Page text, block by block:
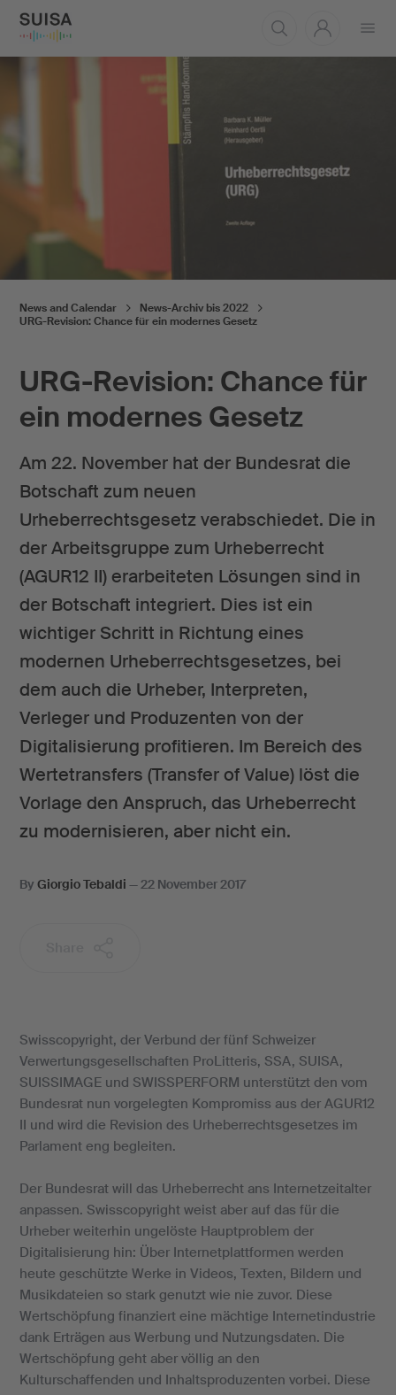
URG-Revision: Chance für
ein modernes Gesetz
Am 22. November hat der Bundesrat die
Botschaft zum neuen
Urheberrechtsgesetz verabschiedet. Die in
der Arbeitsgruppe zum Urheberrecht
(AGUR12 II) erarbeiteten Lösungen sind in
der Botschaft integriert. Dies ist ein
wichtiger Schritt in Richtung eines
modernen Urheberrechtsgesetzes, bei
dem auch die Urheber, Interpreten,
Verleger und Produzenten von der
Digitalisierung profitieren. Im Bereich des
Wertetransfers (Transfer of Value) löst die
Vorlage den Anspruch, das Urheberrecht
zu modernisieren, aber nicht ein.
News and Calendar
News-Archiv bis 2022
URG-Revision: Chance für ein modernes Gesetz
By Giorgio Tebaldi —22 November 2017
Swisscopyright, der Verbund der fünf Schweizer
Verwertungsgesellschaften ProLitteris, SSA, SUISA,
SUISSIMAGE und SWISSPERFORM unterstützt den vom
Bundesrat nun vorgelegten Kompromiss aus der AGUR12
II und wird die Revision des Urheberrechtsgesetzes im
Parlament eng begleiten.
Der Bundesrat will das Urheberrecht ans Internetzeitalter
anpassen. Swisscopyright weist aber auf das für die
Urheber weiterhin ungelöste Hauptproblem der
Digitalisierung hin: Über Internetplattformen werden
heute geschützte Werke in Videos, Texten, Bildern und
Musikdateien so stark genutzt wie nie zuvor. Diese
Wertschöpfung finanziert eine mächtige Internetindustrie
dank Erträgen aus Werbung und Nutzungsdaten. Die
Wertschöpfung geht aber völlig an den
Kulturschaffenden und Inhaltsproduzenten vorbei. Diese